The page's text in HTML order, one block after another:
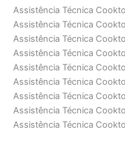
Assistência Técnica
Assistência Técnica
Assistência Técnica
Assistência Técnica
Assistência Técnica
Assistência Técnica
Assistência Técnica
Assistência Técnica
Assistência Técnica